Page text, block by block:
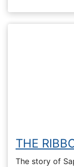
THE
The story of